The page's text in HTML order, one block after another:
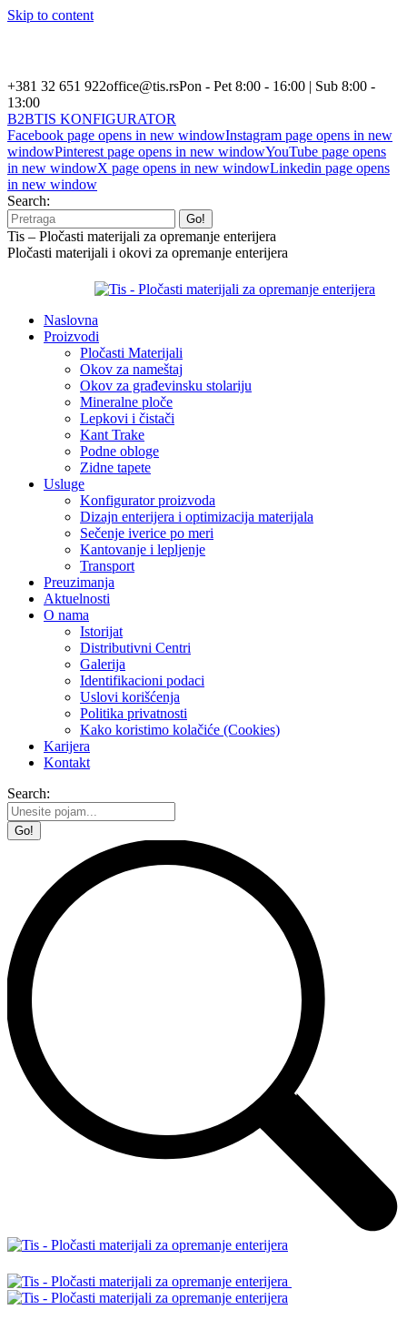
Skip to content
+381 32 651 922office@tis.rsPon - Pet 8:00 - 16:00 | Sub 8:00 -
13:00
B2BTIS KONFIGURATOR
Facebook page opens in new windowInstagram page opens in new
windowPinterest page opens in new windowYouTube page opens
in new windowX page opens in new windowLinkedin page opens
in new window
Search:
Tis – Pločasti materijali za opremanje enterijera
Pločasti materijali i okovi za opremanje enterijera
Naslovna
Proizvodi
Pločasti Materijali
Okov za nameštaj
Okov za građevinsku stolariju
Mineralne ploče
Lepkovi i čistači
Kant Trake
Podne obloge
Zidne tapete
Usluge
Konfigurator proizvoda
Dizajn enterijera i optimizacija materijala
Sečenje iverice po meri
Kantovanje i lepljenje
Transport
Preuzimanja
Aktuelnosti
O nama
Istorijat
Distributivni Centri
Galerija
Identifikacioni podaci
Uslovi korišćenja
Politika privatnosti
Kako koristimo kolačiće (Cookies)
Karijera
Kontakt
Search: